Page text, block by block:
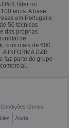
D&B, líder no
anos. A base
em Portugal e
50 técnicos
das próprias
de
com mais de 600
INFORMA D&B
faz parte do grupo
Condições Gerais
Ajuda